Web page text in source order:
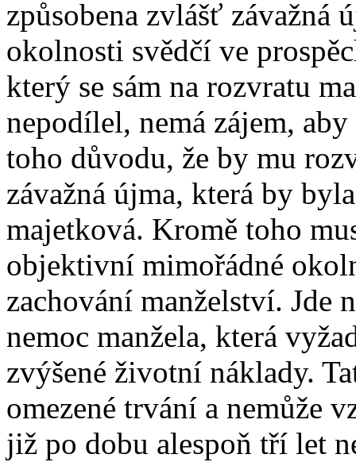
způsobena zvlášť závažná
okolnosti svědčí ve
který se sám na rozvratu
nepodílel, nemá zájem,
toho důvodu, že by mu
závažná újma, která by
majetková. Kromě toho
objektivní mimořádné
zachování manželství. Jde
nemoc manžela, která
zvýšené životní náklady.
omezené trvání a nemůže
již po dobu alespoň tří let